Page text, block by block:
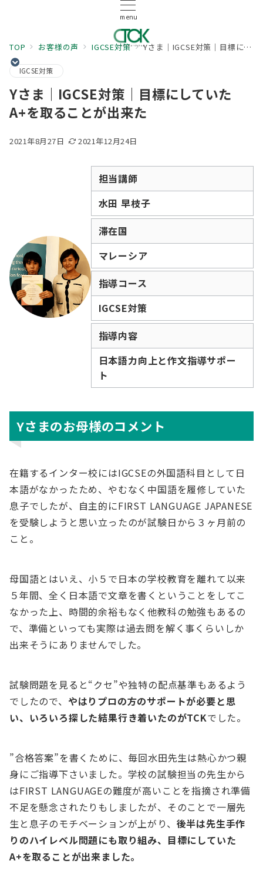
menu
TOP お客様の声 IGCSE対策 Yさま｜IGCSE対策｜目標にしていたA+を取ることが出来た
IGCSE対策
Yさま｜IGCSE対策｜目標にしていた
A+を取ることが出来た
2021年8月27日 2021年12月24日
担当講師
水田 早枝子
滞在国
マレーシア
指導コース
IGCSE対策
指導内容
日本語力向上と作文指導サポー
ト
Yさまのお母様のコメント
在籍するインター校にはIGCSEの外国語科目として日
本語がなかったため、やむなく中国語を履修していた
息子でしたが、自主的にFIRST LANGUAGE JAPANESE
を受験しようと思い立ったのが試験日から３ヶ月前の
こと。
母国語とはいえ、小５で日本の学校教育を離れて以来
５年間、全く日本語で文章を書くということをしてこ
なかった上、時間的余裕もなく他教科の勉強もあるの
で、準備といっても実際は過去問を解く事くらいしか
出来そうにありませんでした。
試験問題を見ると“クセ”や独特の配点基準もあるよう
でしたので、 やはりプロの方のサポートが必要と思
い、いろいろ探した結果行き着いたのがTCKでした。
”合格答案”を書くために、毎回水田先生は熱心かつ親
身にご指導下さいました。学校の試験担当の先生から
はFIRST LANGUAGEの難度が高いことを指摘され準備
不足を懸念されたりもしましたが、そのことで一層先
生と息子のモチベーションが上がり、 後半は先生手作
りのハイレベル問題にも取り組み、目標にしていた
A+を取ることが出来ました。